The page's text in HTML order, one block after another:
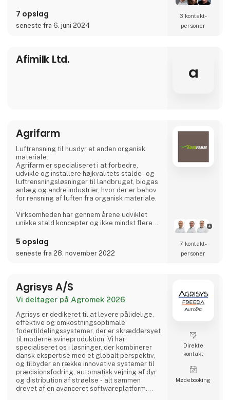
7 opslag
seneste fra 6. juni 2024
3 kontakt­
personer
Afimilk Ltd.
a
Agrifarm
Luftrensning til husdyr et anden organisk
materiale.
Agrifarm er specialiseret i at forbedre,
udvikle og installere højkvalitets stalde- og
luftrensningsløsninger til landbruget, biogas
anlæg og andre industrier, hvor der er behov
for rensning af luften fra organisk materiale.
Virksomheden har gennem årene udviklet
unikke stald koncepter og ikke mindst flere
flere anerkendende priser, såsom Agromek
priser i 2009, 2012 og 2014 og EU's miljøpris i
2012.
med rødder tilbage til 2007 og er en af de
førende innovatører, når det kommer til
energi- og m
5 opslag
seneste fra 28. november 2022
7 kontakt­
personer
Agrisys A/S
Vi deltager på Agromek 2026
Agrisys er dedikeret til at levere pålidelige,
effektive og omkostningsoptimale
fodertildelingssystemer, der er skræddersyet
til moderne svineproduktion. Vi har
specialiseret os i løsninger, der kombinerer
dansk ekspertise med et globalt perspektiv,
og tilbyder en række innovative systemer til
præcisionsfodring, automatisk vejning af dyr
og distribution af strøelse - alt sammen
drevet af en avanceret softwareplatform.
Direkte
kontakt
Møde­booking